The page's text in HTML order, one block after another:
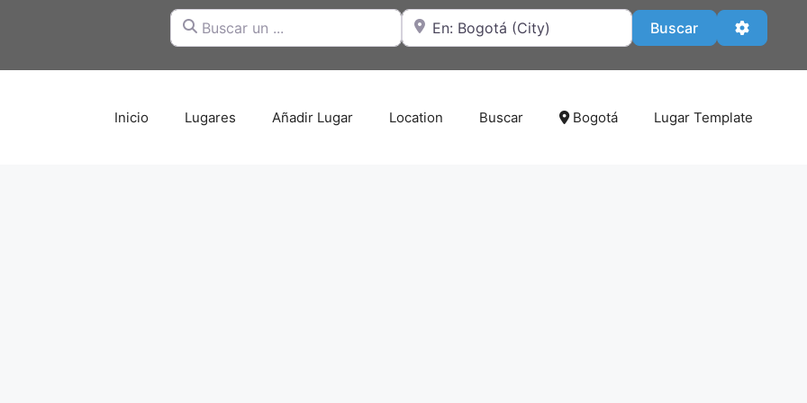
Buscar un ... Cerca de BuscarBuscar
Inicio Lugares Añadir Lugar Location Buscar Bogotá Lugar Template